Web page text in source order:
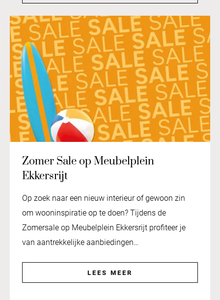
Zomer Sale op Meubelplein
Ekkersrijt
Op zoek naar een nieuw interieur of gewoon zin
om wooninspiratie op te doen? Tijdens de
Zomersale op Meubelplein Ekkersrijt profiteer je
van aantrekkelijke aanbiedingen…
LEES MEER